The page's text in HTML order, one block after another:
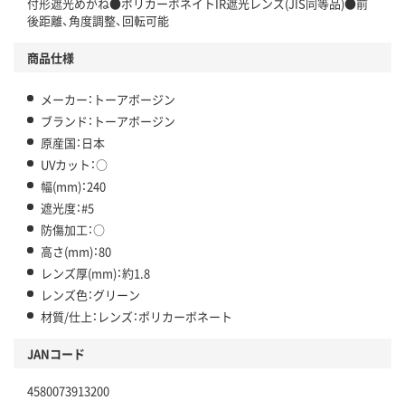
後距離、角度調整、回転可能
商品仕様
メーカー：トーアボージン
ブランド：トーアボージン
原産国：日本
UVカット：○
幅(mm)：240
遮光度：#5
防傷加工：○
高さ(mm)：80
レンズ厚(mm)：約1.8
レンズ色：グリーン
材質/仕上：レンズ：ポリカーボネート
JANコード
4580073913200